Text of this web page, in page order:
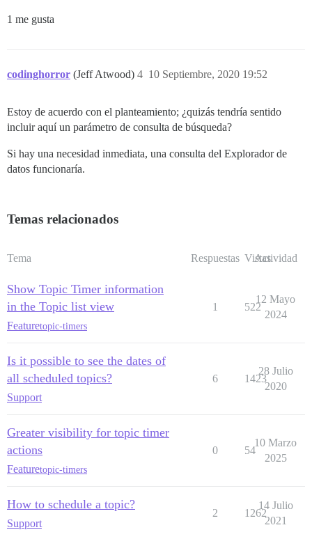
1 me gusta
codinghorror (Jeff Atwood) 10 Septiembre, 2020 19:52
4
Estoy de acuerdo con el planteamiento; ¿quizás tendría sentido
incluir aquí un parámetro de consulta de búsqueda?
Si hay una necesidad inmediata, una consulta del Explorador de
datos funcionaría.
Temas relacionados
Tema Respuestas Vistas
Actividad
Show Topic Timer information
in the Topic list view
Featuretopic-timers
1 522
12 Mayo
2024
Is it possible to see the dates of
all scheduled topics?
Support
6 1423
28 Julio
2020
Greater visibility for topic timer
actions
Featuretopic-timers
0 54
10 Marzo
2025
How to schedule a topic?
Support
2 1262
14 Julio
2021